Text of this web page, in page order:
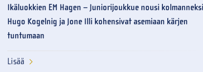
Ikäluokkien EM Hagen – Juniorijoukkue nousi
Hugo Kogelnig ja Jone Illi kohensivat asemiaan kärjen
tuntumaan
Lisää